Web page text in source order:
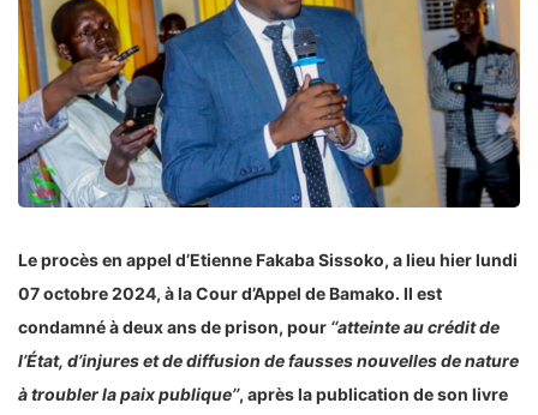
Le procès en appel d’Etienne Fakaba Sissoko, a lieu hier lundi
07 octobre 2024, à la Cour d’Appel de Bamako. Il est
condamné à deux ans de prison, pour ‘‘atteinte au crédit de
l’État, d’injures et de diffusion de fausses nouvelles de nature
à troubler la paix publique’’, après la publication de son livre